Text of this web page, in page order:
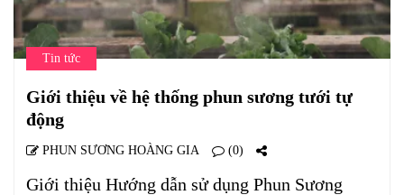
Tin tức
Giới thiệu về hệ thống phun sương tưới tự
động
PHUN SƯƠNG HOÀNG GIA (0)
Giới thiệu Hướng dẫn sử dụng Phun Sương